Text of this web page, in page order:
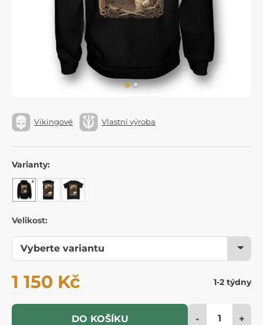
Vikingové Vlastní výroba
Varianty:
Velikost:
1 150 Kč 1-2 týdny
DO KOŠÍKU - +